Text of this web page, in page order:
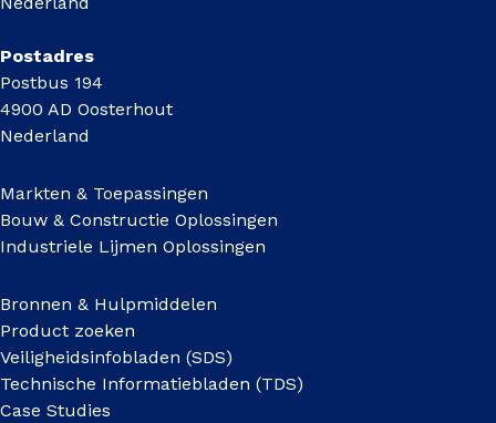
Postadres
Postbus 194
4900 AD Oosterhout
Nederland
Markten & Toepassingen
Bouw & Constructie Oplossingen
Industriele Lijmen Oplossingen
Bronnen & Hulpmiddelen
Product zoeken
Veiligheidsinfobladen (SDS)
Technische Informatiebladen (TDS)
Case Studies